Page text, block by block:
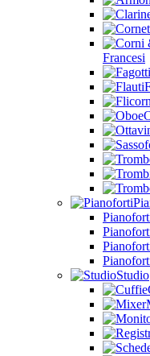
Francesi
Studio